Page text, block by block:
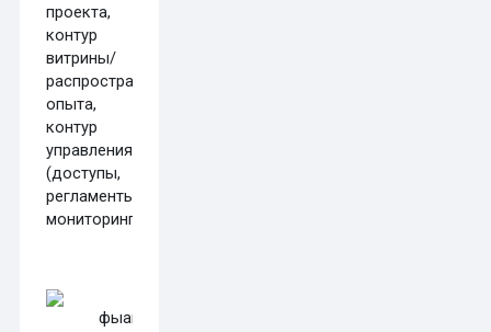
проекта,
контур
витрины/
распространения
опыта,
контур
управления
(доступы,
регламенты,
мониторинг).